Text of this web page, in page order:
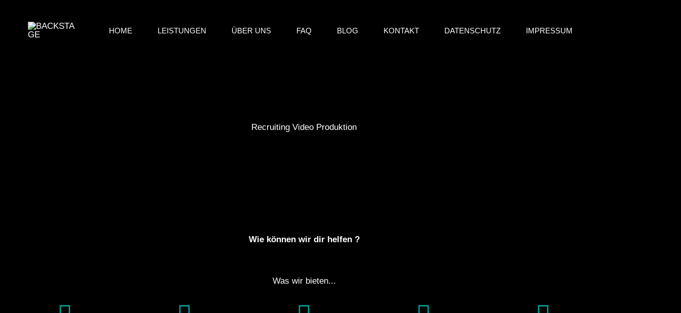
springen
HOME LEISTUNGEN ÜBER UNS FAQ BLOG KONTAKT DATENSCHUTZ IMPRESSUM
Recruiting Video Produktion
Wie können wir dir helfen ?
Was wir bieten...